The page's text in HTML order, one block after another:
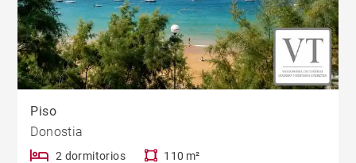
Piso
Donostia
2 dormitorios 110 m²